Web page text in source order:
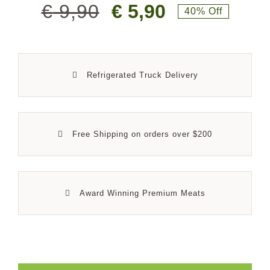
€9,90 €5,90 40% Off
Refrigerated Truck Delivery
Free Shipping on orders over $200
Award Winning Premium Meats